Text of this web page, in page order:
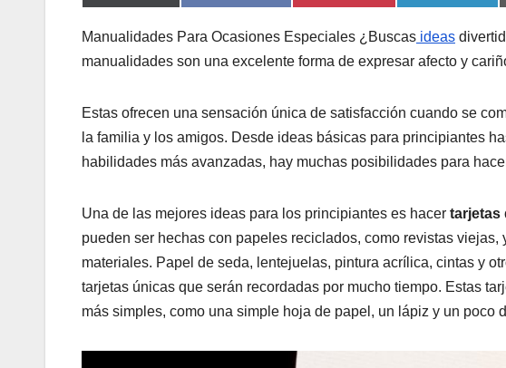
Manualidades Para Ocasiones Especiales ¿Buscas ideas
manualidades son una excelente forma de expresar afecto y
Estas ofrecen una sensación única de satisfacción cuando se
la familia y los amigos. Desde ideas básicas para principiantes
habilidades más avanzadas, hay muchas posibilidades para
Una de las mejores ideas para los principiantes es hacer tarjetas
pueden ser hechas con papeles reciclados, como revistas
materiales. Papel de seda, lentejuelas, pintura acrílica, cintas y
tarjetas únicas que serán recordadas por mucho tiempo. Estas
más simples, como una simple hoja de papel, un lápiz y un poco